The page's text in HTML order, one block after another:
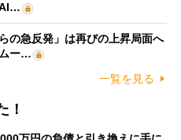
の急反発」は再びの上昇局面へ
ー…
一覧を見る
！